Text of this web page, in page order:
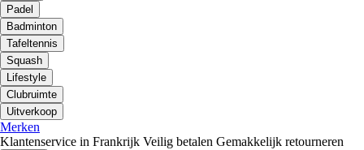
Padel
Badminton
Tafeltennis
Squash
Lifestyle
Clubruimte
Uitverkoop
Merken
Klantenservice in Frankrijk Veilig betalen Gemakkelijk retourneren